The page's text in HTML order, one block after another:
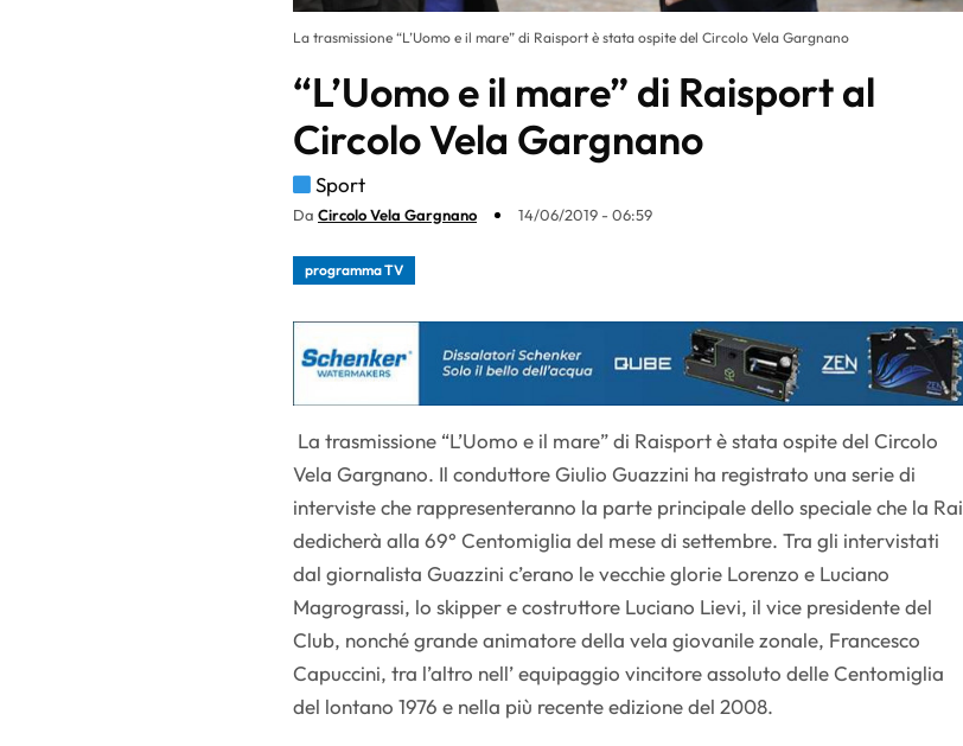
La trasmissione “L’Uomo e il mare” di Raisport è stata ospite del Circolo Vela Gargnano
“L’Uomo e il mare” di Raisport al
Circolo Vela Gargnano
Sport
Da Circolo Vela Gargnano 14/06/2019 - 06:59
programma TV
La trasmissione “L’Uomo e il mare” di Raisport è stata ospite del Circolo
Vela Gargnano. Il conduttore Giulio Guazzini ha registrato una serie di
interviste che rappresenteranno la parte principale dello speciale che la Rai
dedicherà alla 69° Centomiglia del mese di settembre. Tra gli intervistati
dal giornalista Guazzini c’erano le vecchie glorie Lorenzo e Luciano
Magrograssi, lo skipper e costruttore Luciano Lievi, il vice presidente del
Club, nonché grande animatore della vela giovanile zonale, Francesco
Capuccini, tra l’altro nell’ equipaggio vincitore assoluto delle Centomiglia
del lontano 1976 e nella più recente edizione del 2008.